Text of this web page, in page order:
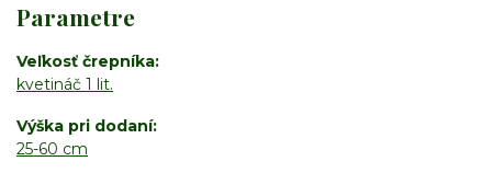
Parametre
Veľkosť črepníka
kvetináč 1 lit.
Výška pri dodaní
25-60 cm